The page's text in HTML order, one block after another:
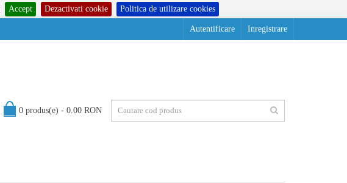
Accept Dezactivati cookie Politica de utilizare cookies
Autentificare Inregistrare
0 produs(e) - 0.00 RON